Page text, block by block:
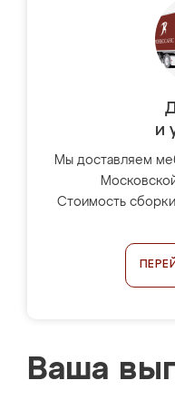
и
Мы доставляем
Стоимость
Ваша